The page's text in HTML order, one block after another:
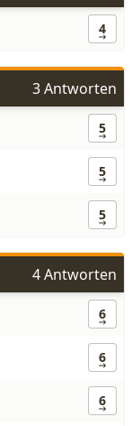
4
3 Antworten
5
5
5
4 Antworten
6
6
6